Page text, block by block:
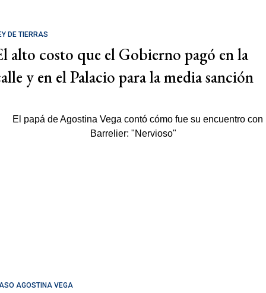
DE TIERRAS
alto costo que el Gobierno pagó en la
y en el Palacio para la media sanción
AGOSTINA VEGA